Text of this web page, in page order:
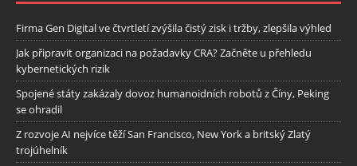
Firma Gen Digital ve čtvrtletí zvýšila čistý zisk i tržby, zlepšila výhled
Jak připravit organizaci na požadavky CRA? Začněte u přehledu
kybernetických rizik
Spojené státy zakázaly dovoz humanoidních robotů z Číny, Peking
se ohradil
Z rozvoje AI nejvíce těží San Francisco, New York a britský Zlatý
trojúhelník